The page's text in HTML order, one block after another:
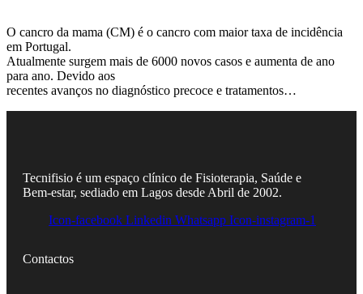
O cancro da mama (CM) é o cancro com maior taxa de incidência
em Portugal.
Atualmente surgem mais de 6000 novos casos e aumenta de ano
para ano. Devido aos
recentes avanços no diagnóstico precoce e tratamentos…
Tecnifisio é um espaço clínico de Fisioterapia, Saúde e
Bem-estar, sediado em Lagos desde Abril de 2002.
Icon-facebook Linkedin Whatsapp Icon-instagram-1
Contactos